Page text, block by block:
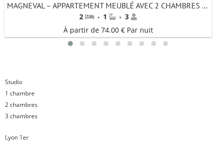
MAGNEVAL – APPARTEMENT MEUBLÉ AVEC 2 CHAMBRES AU CŒUR DE LYON
2 · 1 · 3
À partir de 74.00 € Par nuit
1
2 3 4 5 6 7 8
Studio
1 chambre
2 chambres
3 chambres
Lyon 1er